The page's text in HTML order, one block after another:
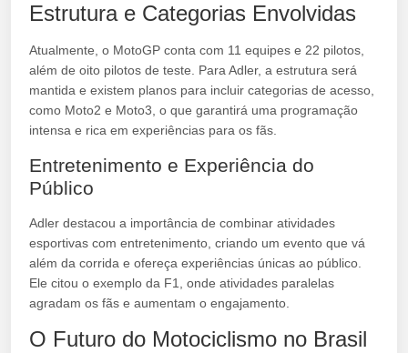
Estrutura e Categorias Envolvidas
Atualmente, o MotoGP conta com 11 equipes e 22 pilotos,
além de oito pilotos de teste. Para Adler, a estrutura será
mantida e existem planos para incluir categorias de acesso,
como Moto2 e Moto3, o que garantirá uma programação
intensa e rica em experiências para os fãs.
Entretenimento e Experiência do
Público
Adler destacou a importância de combinar atividades
esportivas com entretenimento, criando um evento que vá
além da corrida e ofereça experiências únicas ao público.
Ele citou o exemplo da F1, onde atividades paralelas
agradam os fãs e aumentam o engajamento.
O Futuro do Motociclismo no Brasil